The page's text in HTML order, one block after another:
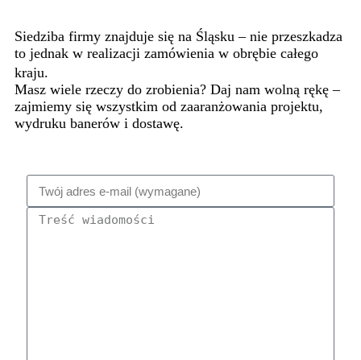
Siedziba firmy znajduje się na Śląsku – nie przeszkadza
to jednak w realizacji zamówienia w obrębie całego
kraju.
Masz wiele rzeczy do zrobienia? Daj nam wolną rękę –
zajmiemy się wszystkim od zaaranżowania projektu,
wydruku banerów i dostawę.